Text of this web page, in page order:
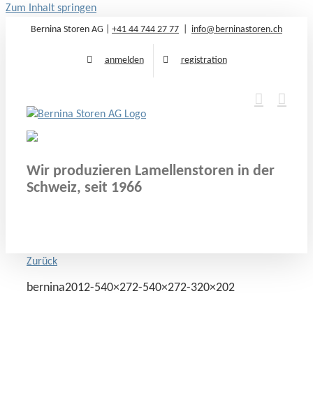
Zum Inhalt springen
Bernina Storen AG | +41 44 744 27 77 info@berninastoren.ch
anmelden registration
Wir produzieren Lamellenstoren in der
Schweiz, seit 1966
Zurück
bernina2012-540×272-540×272-320×202